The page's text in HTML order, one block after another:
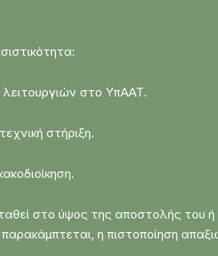
λειτουργιών στο ΥπΑΑΤ.
στήριξη.
στο ύψος της αποστολής του
η πιστοποίηση